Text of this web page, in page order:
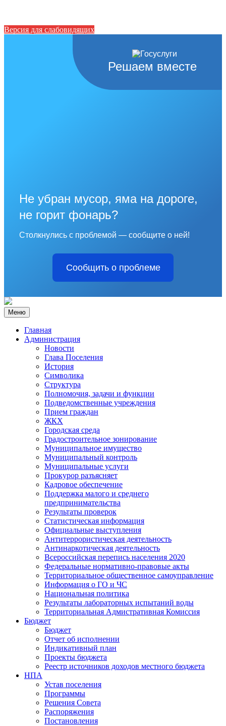
Версия для слабовидящих
Решаем вместе
Не убран мусор, яма на дороге,
не горит фонарь?
Столкнулись с проблемой — сообщите о ней!
Сообщить о проблеме
Меню
Главная
Администрация
Новости
Глава Поселения
История
Символика
Структура
Полномочия, задачи и функции
Подведомственные учреждения
Прием граждан
ЖКХ
Городская среда
Градостроительное зонирование
Муниципальное имущество
Муниципальный контроль
Муниципальные услуги
Прокурор разъясняет
Кадровое обеспечение
Поддержка малого и среднего
предпринимательства
Результаты проверок
Статистическая информация
Официальные выступления
Антитеррористическая деятельность
Антинаркотическая деятельность
Всероссийская перепись населения 2020
Федеральные нормативно-правовые акты
Территориальное общественное самоуправление
Информация о ГО и ЧС
Национальная политика
Результаты лабораторных испытаний воды
Территориальная Адмистративная Комиссия
Бюджет
Бюджет
Отчет об исполнении
Индикативный план
Проекты бюджета
Реестр источников доходов местного бюджета
НПА
Устав поселения
Программы
Решения Совета
Распоряжения
Постановления